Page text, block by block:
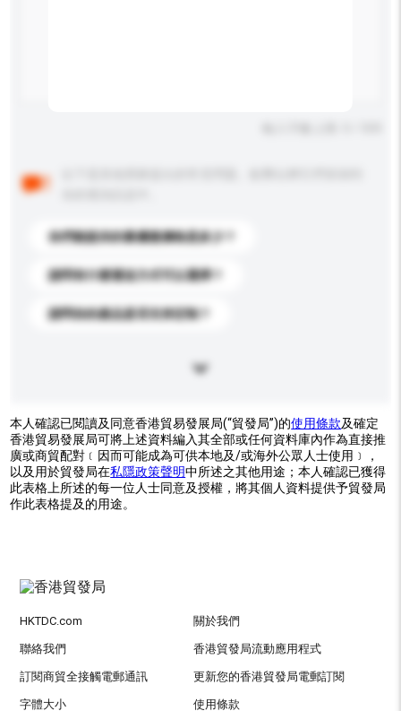
你們能提供的最優惠價格是多少？
請問有什麼運送方式可以選擇？
請問你的產品是否支持定制？
本人確認已閱讀及同意香港貿易發展局(“貿發局”)的使用條款及確定
香港貿易發展局可將上述資料編入其全部或任何資料庫內作為直接推
廣或商貿配對﹝因而可能成為可供本地及/或海外公眾人士使用﹞，
以及用於貿發局在私隱政策聲明中所述之其他用途；本人確認已獲得
此表格上所述的每一位人士同意及授權，將其個人資料提供予貿發局
作此表格提及的用途。
HKTDC.com 關於我們
聯絡我們 香港貿發局流動應用程式
訂閱商貿全接觸電郵通訊 更新您的香港貿發局電郵訂閱
字體大小 使用條款